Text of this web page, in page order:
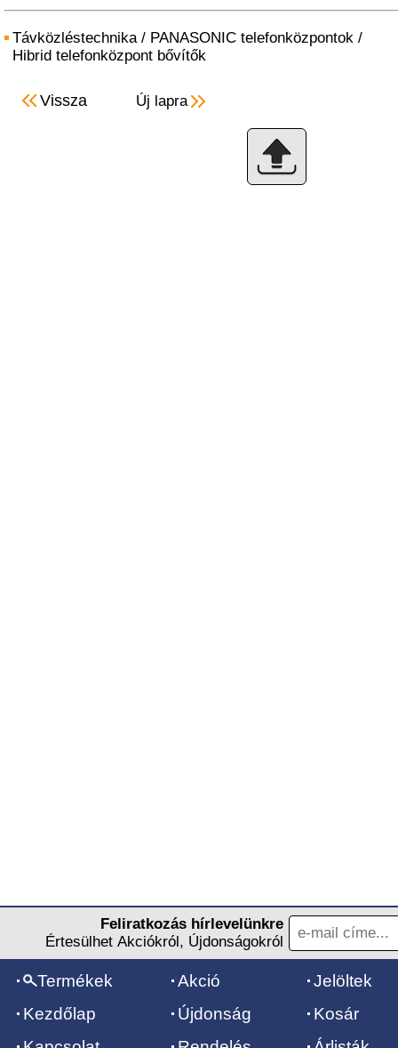
Távközléstechnika/ PANASONIC telefonközpontok /
Hibrid telefonközpont bővítők
Vissza Új lapra
Feliratkozás hírlevelünkre
Értesülhet Akciókról, Újdonságokról
Termékek
Kezdőlap
Akció
Újdonság
Jelöltek
Kosár